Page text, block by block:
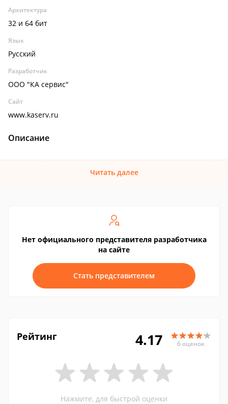
Архитектура
32 и 64 бит
Язык
Русский
Разработчик
ООО "КА сервис"
Сайт
www.kaserv.ru
Описание
Читать далее
Нет официального представителя разработчика
на сайте
Стать представителем
Рейтинг 4.17 6 оценок
Нажмите, для быстрой оценки